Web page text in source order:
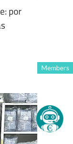
por
Members